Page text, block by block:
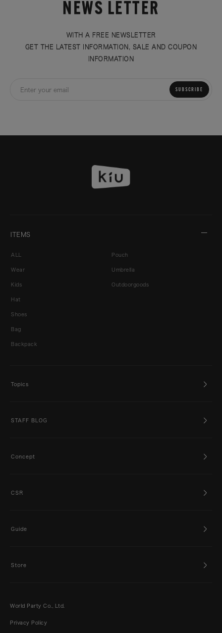
NEWS LETTER
WITH A FREE NEWSLETTER
GET THE LATEST INFORMATION, SALE AND COUPON
INFORMATION
SUBSCRIBE
ITEMS
ALL
Wear
Kids
Hat
Shoes
Bag
Backpack
Pouch
Umbrella
Outdoorgoods
Topics
STAFF BLOG
Concept
CSR
Guide
Store
World Party Co., Ltd.
Privacy Policy